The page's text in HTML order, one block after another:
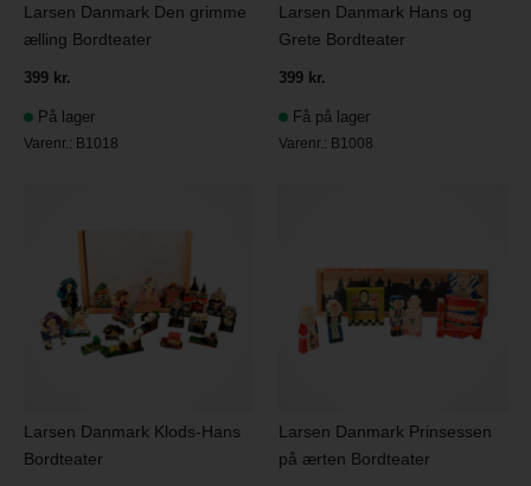
Larsen Danmark Den grimme
ælling Bordteater
399 kr.
På lager
Varenr.: B1018
Larsen Danmark Hans og
Grete Bordteater
399 kr.
Få på lager
Varenr.: B1008
Larsen Danmark Klods-Hans
Bordteater
Larsen Danmark Prinsessen
på ærten Bordteater